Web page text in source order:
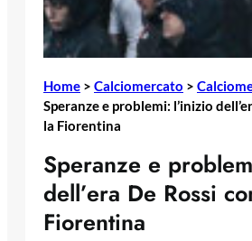
Home > Calciomercato >
Speranze e problemi: l’inizio
la Fiorentina
Speranze e
dell’era De Rossi
Fiorentina